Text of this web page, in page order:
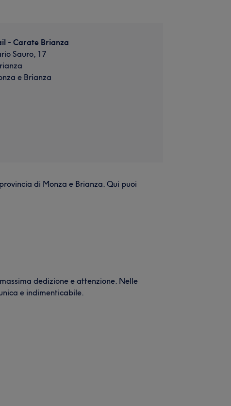
- Carate Brianza
Sauro, 17
e Brianza
di Monza e Brianza. Qui puoi
dedizione e attenzione. Nelle
e indimenticabile.